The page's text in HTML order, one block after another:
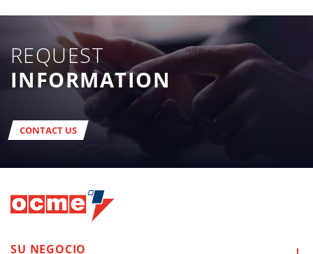
REQUEST
INFORMATION
CONTACT US
SU NEGOCIO